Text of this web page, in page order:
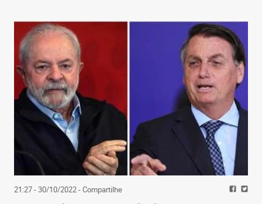
21:27 - 30/10/2022- Compartilhe